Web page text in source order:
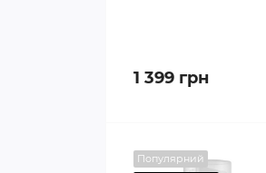
1 399 грн
Популярний